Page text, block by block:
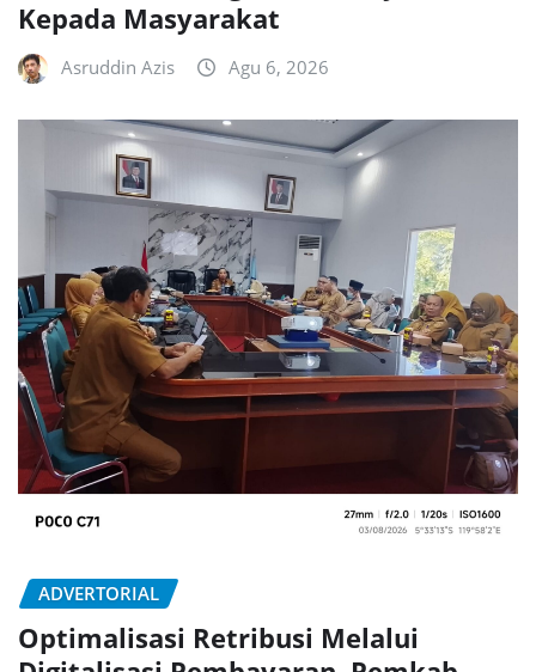
Kepada Masyarakat
Asruddin Azis Agu 6, 2026
ADVERTORIAL
Optimalisasi Retribusi Melalui